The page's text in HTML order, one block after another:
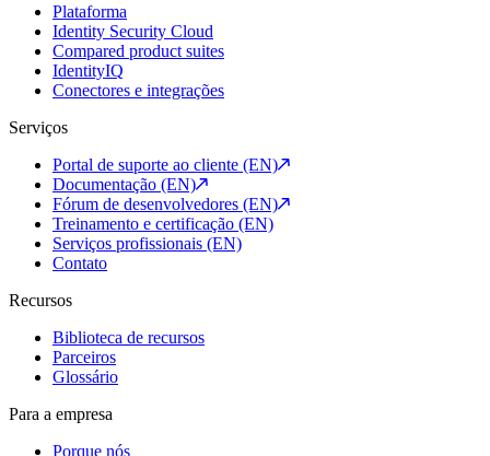
Plataforma
Identity Security Cloud
Compared product suites
IdentityIQ
Conectores e integrações
Serviços
Portal de suporte ao cliente (EN)
Documentação (EN)
Fórum de desenvolvedores (EN)
Treinamento e certificação (EN)
Serviços profissionais (EN)
Contato
Recursos
Biblioteca de recursos
Parceiros
Glossário
Para a empresa
Porque nós